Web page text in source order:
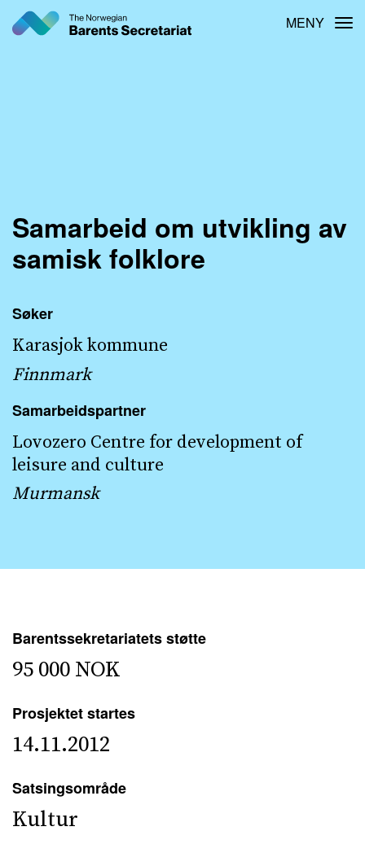
Hopp
MENY
Samarbeid om utvikling av
samisk folklore
Søker
Karasjok kommune
Finnmark
Samarbeidspartner
Lovozero Centre for development of
leisure and culture
Murmansk
Barentssekretariatets støtte
95 000 NOK
Prosjektet startes
14.11.2012
Satsingsområde
Kultur